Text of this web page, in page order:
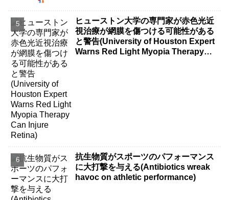
ヒューストン大学の専門家が赤色光近
視治療が網膜を傷つける可能性がある
と警告(University of Houston Expert
Warns Red Light Myopia Therapy
抗生物質がスポーツのパフォーマンス
に大打撃を与える(Antibiotics wreak
havoc on athletic performance)